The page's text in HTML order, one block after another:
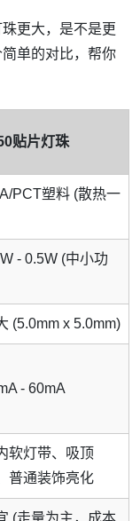
更大，是不是更
单的对比，帮你
贴片灯珠
PCT塑料 (散热一
- 0.5W (中小功
(5.0mm x 5.0mm)
- 60mA
软灯带、吸顶
普通装饰亮化